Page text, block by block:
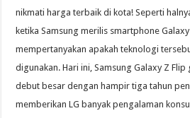
nikmati harga terbaik di kota! Seperti
ketika Samsung merilis smartphone
mempertanyakan apakah teknologi
digunakan. Hari ini, Samsung Galaxy Z
debut besar dengan hampir tiga tahun
memberikan LG banyak pengalaman